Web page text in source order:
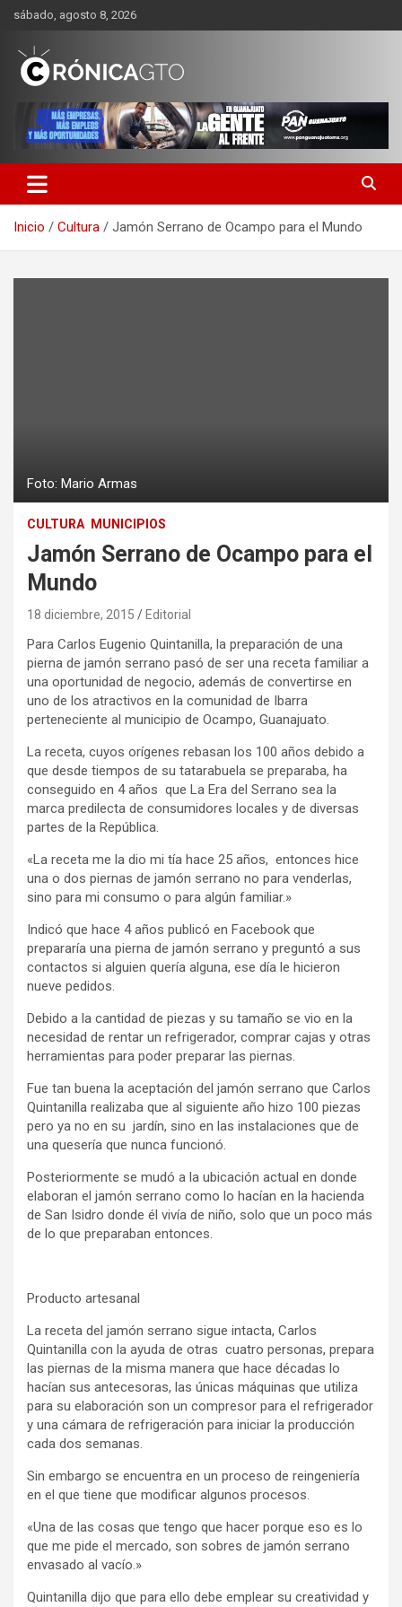
Saltar
contenido
sábado, agosto 8, 2026
CRONICA GUANAJUATO
Inicio Cultura Jamón Serrano de Ocampo para el Mundo
Foto: Mario Armas
CULTURA MUNICIPIOS
Jamón Serrano de Ocampo para el
Mundo
18 diciembre, 2015 Editorial
Para Carlos Eugenio Quintanilla, la preparación de una
pierna de jamón serrano pasó de ser una receta familiar a
una oportunidad de negocio, además de convertirse en
uno de los atractivos en la comunidad de Ibarra
perteneciente al municipio de Ocampo, Guanajuato.
La receta, cuyos orígenes rebasan los 100 años debido a
que desde tiempos de su tatarabuela se preparaba, ha
conseguido en 4 años que La Era del Serrano sea la
marca predilecta de consumidores locales y de diversas
partes de la República.
«La receta me la dio mi tía hace 25 años, entonces hice
una o dos piernas de jamón serrano no para venderlas,
sino para mi consumo o para algún familiar.»
Indicó que hace 4 años publicó en Facebook que
prepararía una pierna de jamón serrano y preguntó a sus
contactos si alguien quería alguna, ese día le hicieron
nueve pedidos.
Debido a la cantidad de piezas y su tamaño se vio en la
necesidad de rentar un refrigerador, comprar cajas y otras
herramientas para poder preparar las piernas.
Fue tan buena la aceptación del jamón serrano que Carlos
Quintanilla realizaba que al siguiente año hizo 100 piezas
pero ya no en su jardín, sino en las instalaciones que de
una quesería que nunca funcionó.
Posteriormente se mudó a la ubicación actual en donde
elaboran el jamón serrano como lo hacían en la hacienda
de San Isidro donde él vivía de niño, solo que un poco más
de lo que preparaban entonces.
Producto artesanal
La receta del jamón serrano sigue intacta, Carlos
Quintanilla con la ayuda de otras cuatro personas, prepara
las piernas de la misma manera que hace décadas lo
hacían sus antecesoras, las únicas máquinas que utiliza
para su elaboración son un compresor para el refrigerador
y una cámara de refrigeración para iniciar la producción
cada dos semanas.
Sin embargo se encuentra en un proceso de reingeniería
en el que tiene que modificar algunos procesos.
«Una de las cosas que tengo que hacer porque eso es lo
que me pide el mercado, son sobres de jamón serrano
envasado al vacío.»
Quintanilla dijo que para ello debe emplear su creatividad y